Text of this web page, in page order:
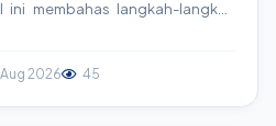
membahas langkah-langkah
banyak pasien.
2026 45